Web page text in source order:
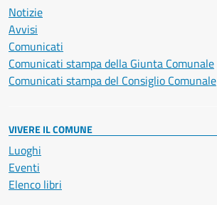
Notizie
Avvisi
Comunicati
Comunicati stampa della Giunta Comunale
Comunicati stampa del Consiglio Comunale
VIVERE IL COMUNE
Luoghi
Eventi
Elenco libri